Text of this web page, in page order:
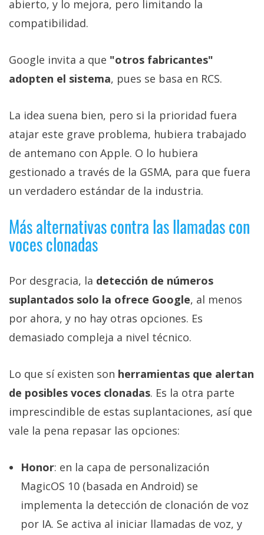
abierto, y lo mejora, pero limitando la
compatibilidad.
Google invita a que "otros fabricantes"
adopten el sistema, pues se basa en RCS.
La idea suena bien, pero si la prioridad fuera
atajar este grave problema, hubiera trabajado
de antemano con Apple. O lo hubiera
gestionado a través de la GSMA, para que fuera
un verdadero estándar de la industria.
Más alternativas contra las llamadas con
voces clonadas
Por desgracia, la detección de números
suplantados solo la ofrece Google, al menos
por ahora, y no hay otras opciones. Es
demasiado compleja a nivel técnico.
Lo que sí existen son herramientas que alertan
de posibles voces clonadas. Es la otra parte
imprescindible de estas suplantaciones, así que
vale la pena repasar las opciones:
Honor: en la capa de personalización
MagicOS 10 (basada en Android) se
implementa la detección de clonación de voz
por IA. Se activa al iniciar llamadas de voz, y